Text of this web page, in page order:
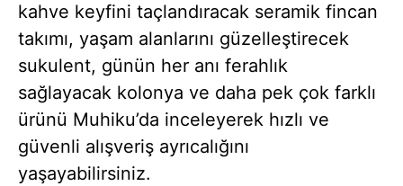
kahve keyfini taçlandıracak seramik fincan
takımı, yaşam alanlarını güzelleştirecek
sukulent, günün her anı ferahlık
sağlayacak kolonya ve daha pek çok farklı
ürünü Muhiku’da inceleyerek hızlı ve
güvenli alışveriş ayrıcalığını
yaşayabilirsiniz.